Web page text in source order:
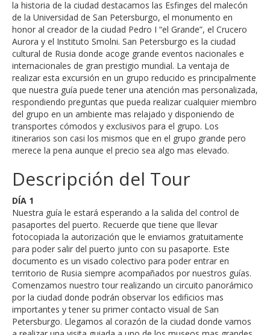
la historia de la ciudad destacamos las Esfinges del malecón
de la Universidad de San Petersburgo, el monumento en
honor al creador de la ciudad Pedro I “el Grande”, el Crucero
Aurora y el Instituto Smolni. San Petersburgo es la ciudad
cultural de Rusia donde acoge grande eventos nacionales e
internacionales de gran prestigio mundial. La ventaja de
realizar esta excursión en un grupo reducido es principalmente
que nuestra guía puede tener una atención mas personalizada,
respondiendo preguntas que pueda realizar cualquier miembro
del grupo en un ambiente mas relajado y disponiendo de
transportes cómodos y exclusivos para el grupo. Los
itinerarios son casi los mismos que en el grupo grande pero
merece la pena aunque el precio sea algo mas elevado.
Descripción del Tour
DÍA 1
Nuestra guía le estará esperando a la salida del control de
pasaportes del puerto. Recuerde que tiene que llevar
fotocopiada la autorización que le enviamos gratuitamente
para poder salir del puerto junto con su pasaporte. Este
documento es un visado colectivo para poder entrar en
territorio de Rusia siempre acompañados por nuestros guías.
Comenzamos nuestro tour realizando un circuito panorámico
por la ciudad donde podrán observar los edificios mas
importantes y tener su primer contacto visual de San
Petersburgo. Llegamos al corazón de la ciudad donde vamos